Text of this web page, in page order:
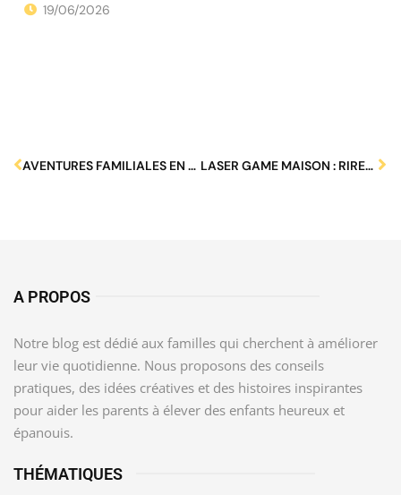
19/06/2026
AVENTURES FAMILIALES EN FLORIDE : DÉCOUVREZ DES TRÉSORS CACHÉS EN FAMILLE LASER GAME MAISON : RIRES ET COMPLICITÉS POUR SOUDER VOTRE TRIBU FAMILIALE !
A PROPOS
Notre blog est dédié aux familles qui cherchent à améliorer
leur vie quotidienne. Nous proposons des conseils
pratiques, des idées créatives et des histoires inspirantes
pour aider les parents à élever des enfants heureux et
épanouis.
THÉMATIQUES